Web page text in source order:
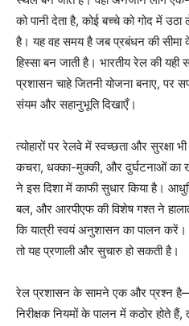
को पानी देता है, कोई बच्चे को गोद में उठा
है। यह वह समय है जब प्रबंधन की सीमा
हिस्सा बन जाती है। भारतीय रेल की
प्रशासन चाहे जितनी योजना बनाए, पर
संयम और सहानुभूति दिखाएँ।
त्योहारों पर रेलवे में स्वच्छता और सुरक्षा
कचरा, धक्का-मुक्की, और दुर्घटनाओं का
ने इस दिशा में काफी सुधार किया है।
बल, और आरपीएफ की विशेष गश्त ने
कि यात्री स्वयं अनुशासन का पालन करें।
तो यह प्रणाली और सुचारु हो सकती है।
रेल प्रशासन के सामने एक और प्रश्न
निरीक्षक नियमों के पालन में कठोर होते